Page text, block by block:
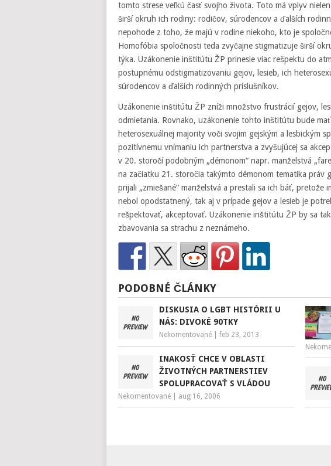
tomto strese veľkú časť svojho života. Toto má vplyv
širší okruh ich rodiny: rodičov, súrodencov a ďalších
nepohode z toho, že majú v rodine niekoho, kto je
Homofóbia spoločnosti teda zvyčajne stigmatizuje širší
týka. Uzákonenie inštitútu ŽP prinesie viac rešpektu do
postupnému odstigmatizovaniu gejov, lesieb, ich
súrodencov a ďalších rodinných príslušníkov.
Uzákonenie inštitútu ŽP zníži množstvo frustrácií gejov,
odmietania. Rovnako, uzákonenie tohto inštitútu bude
heterosexuálnej majority voči svojim gejským a lesbickým
pozitívnemu vnímaniu ich partnerstva a zvyšujúcej sa
v 20. storočí podobným „démonom“ napr. manželstvá
na začiatku 21. storočia takýmto démonom tematika práv
prijali „zmiešané“ manželstvá a prestali sa ich báť, pretože
nebol opodstatnený, tak aj v prípade gejov a lesieb je
rešpektovať, akceptovať. Uzákonenie inštitútu ŽP by sa
zbavovania sa strachu z neznámeho.
PODOBNÉ ČLÁNKY
DISKUSIA O LGBT HISTÓRII U
NÁS: DIVOKÉ 90TKY
Nekomentované feb 23, 2013
INAKOSŤ CHCE V OBLASTI
ŽIVOTNÝCH PARTNERSTIEV
SPOLUPRACOVAŤ S VLÁDOU
Nekomentované aug 16, 2006